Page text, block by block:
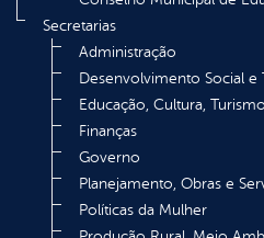
Secretarias
Administração
Desenvolvimento Social e
Educação, Cultura,
Finanças
Governo
Planejamento, Obras e
Políticas da Mulher